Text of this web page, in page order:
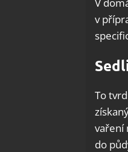
v
To
vaření
do